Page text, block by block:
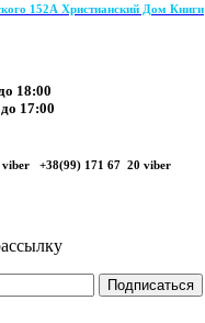
152А Христианский Дом Книги
18:00
17:00
viber +38(99) 171 67 20 viber